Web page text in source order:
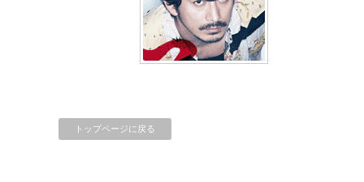
トップページに戻る